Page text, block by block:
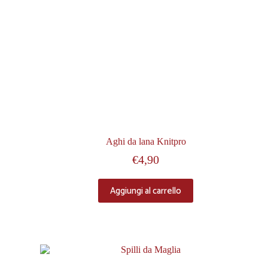
Aghi da lana Knitpro
€4,90
Aggiungi al carrello